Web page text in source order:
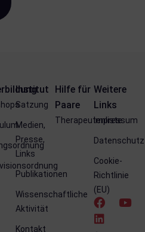
Institut
Satzung
Medien,
Presse,
Links
Publikationen
Wissenschaftliche
Aktivität
Kontakt
Hilfe für
Paare
Therapeutenliste
Weitere
Links
Impressum
Datenschutz
Cookie-
Richtlinie
(EU)